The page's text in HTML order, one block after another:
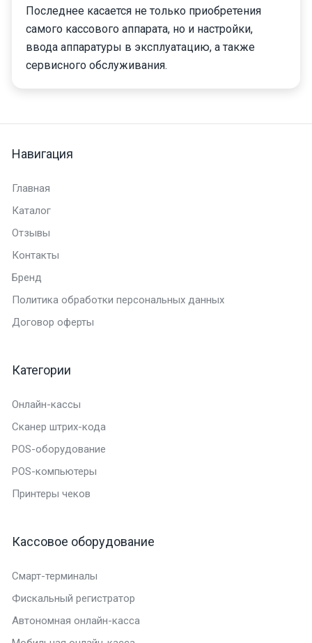
Последнее касается не только приобретения
самого кассового аппарата, но и настройки,
ввода аппаратуры в эксплуатацию, а также
сервисного обслуживания.
Навигация
Главная
Каталог
Отзывы
Контакты
Бренд
Политика обработки персональных данных
Договор оферты
Категории
Онлайн-кассы
Сканер штрих-кода
POS-оборудование
POS-компьютеры
Принтеры чеков
Кассовое оборудование
Смарт-терминалы
Фискальный регистратор
Автономная онлайн-касса